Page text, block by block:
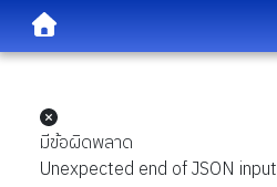
มีข้อผิดพลาด
Unexpected end of JSON input